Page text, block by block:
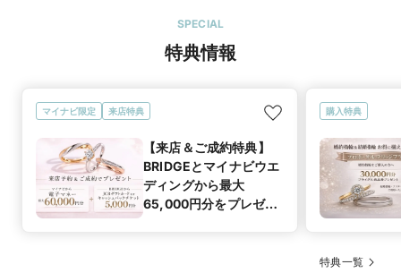
SPECIAL
特典情報
マイナビ限定 来店特典
【来店＆ご成約特典】
BRIDGEとマイナビウエ
ディングから最大
65,000円分をプレゼン
購入特典
特典一覧